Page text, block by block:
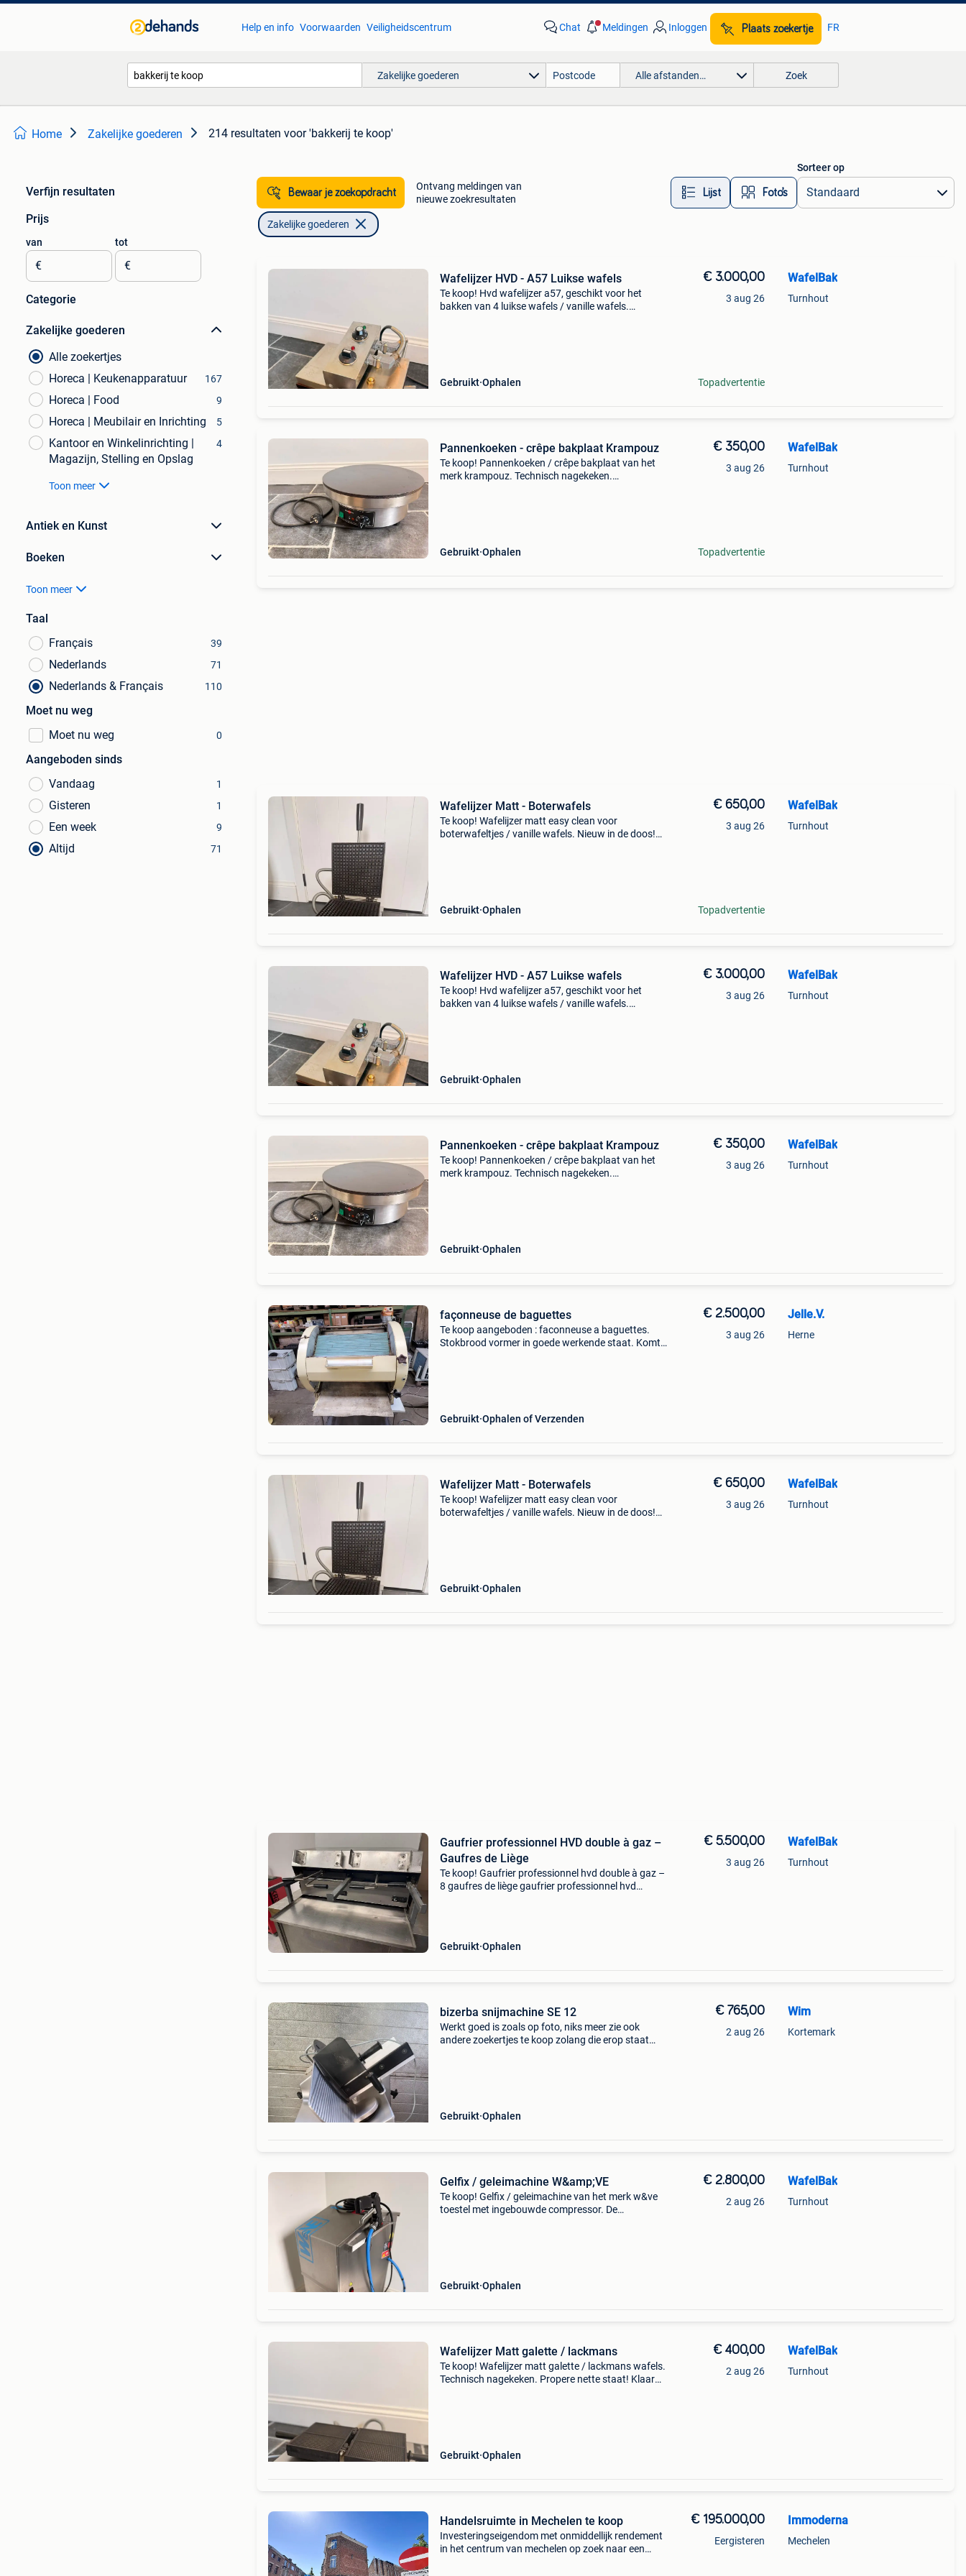
Help en info Voorwaarden Veiligheidscentrum Chat Meldingen Inloggen Plaats zoekertje FR
Zakelijke goederen Alle afstanden… Zoek
Home Zakelijke goederen 214 resultaten voor 'bakkerij te koop'
Verfijn resultaten
Prijs
van
€
tot
€
Categorie
Zakelijke goederen
Alle zoekertjes
Horeca | Keukenapparatuur
167
Horeca | Food 9
Horeca | Meubilair en Inrichting 5
Kantoor en Winkelinrichting |
Magazijn, Stelling en Opslag
4
Toon meer
Antiek en Kunst
Boeken
Toon meer
Taal
Français
39
Nederlands 71
Nederlands & Français 110
Moet nu weg
Moet nu weg
0
Aangeboden sinds
Vandaag
1
Gisteren 1
Een week 9
Altijd 71
Bewaar je zoekopdracht
Ontvang meldingen van
nieuwe zoekresultaten
Lijst Foto’s
Sorteer op
Zakelijke goederen
Wafelijzer HVD - A57 Luikse wafels
Te koop! Hvd wafelijzer a57, geschikt voor het
bakken van 4 luikse wafels / vanille wafels.
Gebruikt Ophalen
€ 3.000,00
3 aug 26
Topadvertentie
WafelBak
Turnhout
Pannenkoeken - crêpe bakplaat Krampouz
Te koop! Pannenkoeken / crêpe bakplaat van het
merk krampouz. Technisch nagekeken.
Gebruikt Ophalen
€ 350,00
3 aug 26
Topadvertentie
WafelBak
Turnhout
Wafelijzer Matt - Boterwafels
Te koop! Wafelijzer matt easy clean voor
boterwafeltjes / vanille wafels. Nieuw in de doos!
Gebruikt Ophalen
€ 650,00
3 aug 26
Topadvertentie
WafelBak
Turnhout
Wafelijzer HVD - A57 Luikse wafels
Te koop! Hvd wafelijzer a57, geschikt voor het
bakken van 4 luikse wafels / vanille wafels.
Gebruikt Ophalen
€ 3.000,00
3 aug 26
WafelBak
Turnhout
Pannenkoeken - crêpe bakplaat Krampouz
Te koop! Pannenkoeken / crêpe bakplaat van het
merk krampouz. Technisch nagekeken.
Gebruikt Ophalen
€ 350,00
3 aug 26
WafelBak
Turnhout
façonneuse de baguettes
Te koop aangeboden : faconneuse a baguettes.
Stokbrood vormer in goede werkende staat. Komt
Gebruikt Ophalen of Verzenden
€ 2.500,00
3 aug 26
Jelle.V.
Herne
Wafelijzer Matt - Boterwafels
Te koop! Wafelijzer matt easy clean voor
boterwafeltjes / vanille wafels. Nieuw in de doos!
Gebruikt Ophalen
€ 650,00
3 aug 26
WafelBak
Turnhout
Gaufrier professionnel HVD double à gaz –
Gaufres de Liège
Te koop! Gaufrier professionnel hvd double à gaz –
8 gaufres de liège gaufrier professionnel hvd
Gebruikt Ophalen
€ 5.500,00
3 aug 26
WafelBak
Turnhout
bizerba snijmachine SE 12
Werkt goed is zoals op foto, niks meer zie ook
andere zoekertjes te koop zolang die erop staat
Gebruikt Ophalen
€ 765,00
2 aug 26
Wim
Kortemark
Gelfix / geleimachine W&amp;VE
Te koop! Gelfix / geleimachine van het merk w&ve
toestel met ingebouwde compressor. De
Gebruikt Ophalen
€ 2.800,00
2 aug 26
WafelBak
Turnhout
Wafelijzer Matt galette / lackmans
Te koop! Wafelijzer matt galette / lackmans wafels.
Technisch nagekeken. Propere nette staat! Klaar
Gebruikt Ophalen
€ 400,00
2 aug 26
WafelBak
Turnhout
Handelsruimte in Mechelen te koop
Investeringseigendom met onmiddellijk rendement
in het centrum van mechelen op zoek naar een
€ 195.000,00
Eergisteren
Immoderna
Mechelen